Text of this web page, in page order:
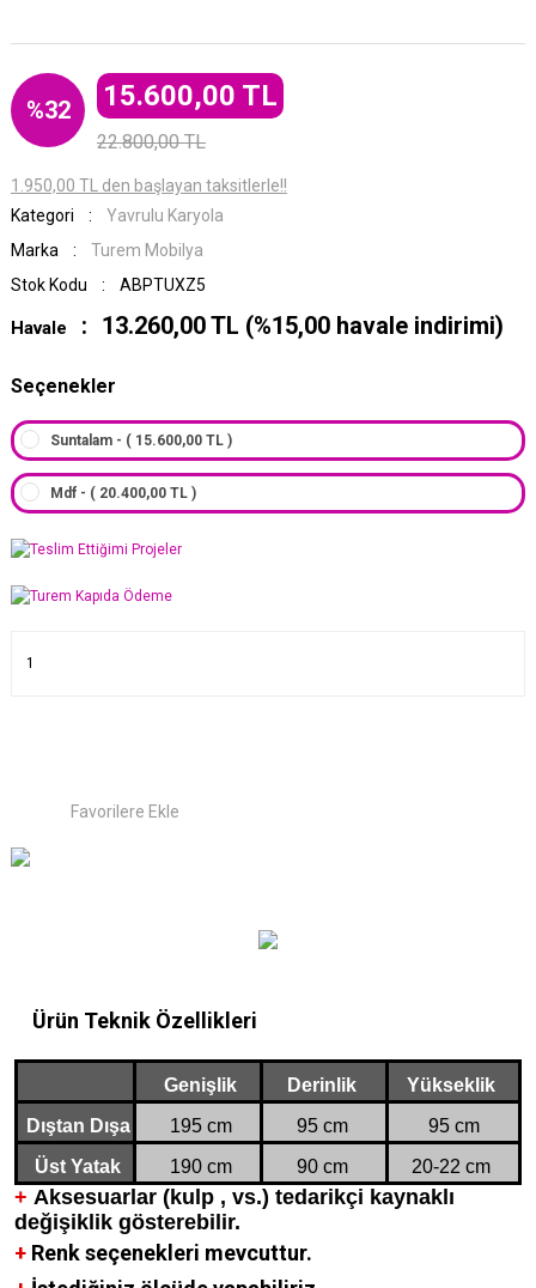
%32 15.600,00 TL
22.800,00 TL
1.950,00 TL den başlayan taksitlerle!!
Kategori
Yavrulu Karyola
Marka
Turem Mobilya
Stok Kodu
ABPTUXZ5
Havale 13.260,00 TL (%15,00 havale indirimi)
Seçenekler
Suntalam - ( 15.600,00 TL )
Mdf - ( 20.400,00 TL )
Ürün Teknik Özellikleri
Genişlik Derinlik
Yükseklik
Dıştan Dışa
195 cm 95 cm
95 cm
Üst Yatak
190 cm 90 cm 20-22 cm
+ Aksesuarlar (kulp , vs.) tedarikçi kaynaklı
değişiklik gösterebilir.
+ Renk seçenekleri mevcuttur.